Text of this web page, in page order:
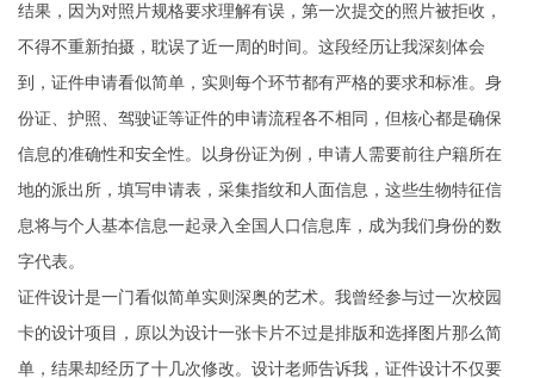
结果，因为对照片规格要求理解有误，第一次提交的照片被拒收，
不得不重新拍摄，耽误了近一周的时间。这段经历让我深刻体会
到，证件申请看似简单，实则每个环节都有严格的要求和标准。身
份证、护照、驾驶证等证件的申请流程各不相同，但核心都是确保
信息的准确性和安全性。以身份证为例，申请人需要前往户籍所在
地的派出所，填写申请表，采集指纹和人面信息，这些生物特征信
息将与个人基本信息一起录入全国人口信息库，成为我们身份的数
字代表。
证件设计是一门看似简单实则深奥的艺术。我曾经参与过一次校园
卡的设计项目，原以为设计一张卡片不过是排版和选择图片那么简
单，结果却经历了十几次修改。设计老师告诉我，证件设计不仅要